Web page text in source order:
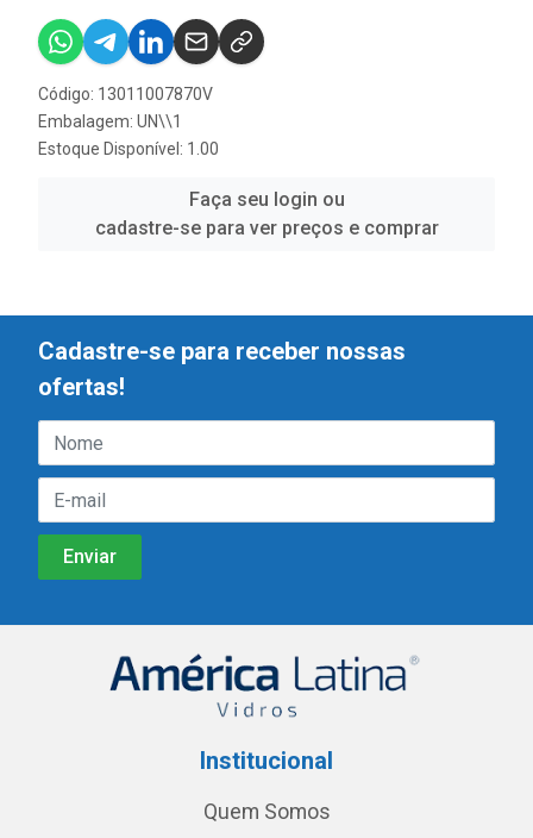
Código: 13011007870V
Embalagem: UN\\1
Estoque Disponível: 1.00
Faça seu login ou
cadastre-se para ver preços e comprar
Cadastre-se para receber nossas
ofertas!
Institucional
Quem Somos